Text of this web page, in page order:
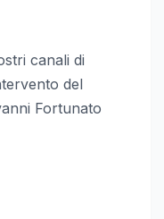
canali di
del
Fortunato